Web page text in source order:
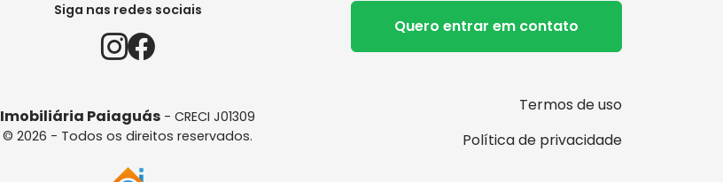
Siga nas redes sociais
Imobiliária Paiaguás - CRECI J01309
© 2026 - Todos os direitos reservados.
Quero entrar em contato
Termos de uso
Política de privacidade